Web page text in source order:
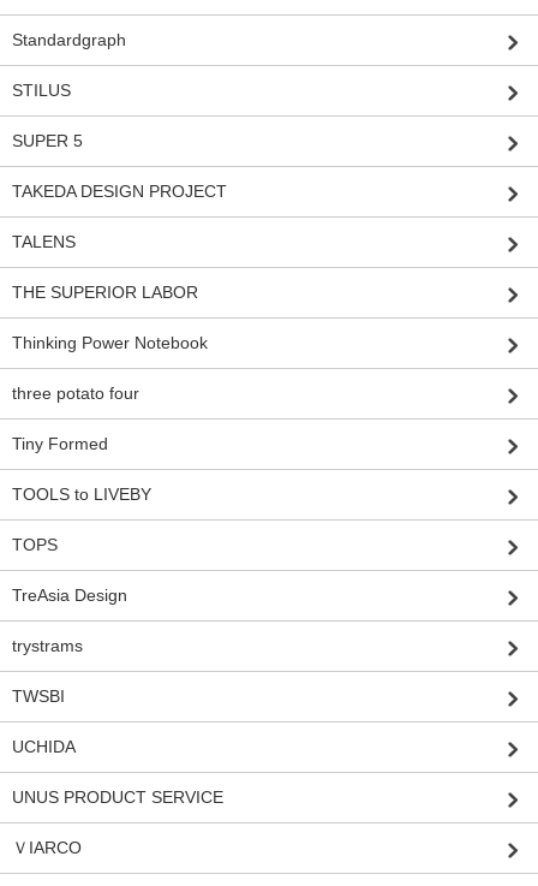
Standardgraph
STILUS
SUPER 5
TAKEDA DESIGN PROJECT
TALENS
THE SUPERIOR LABOR
Thinking Power Notebook
three potato four
Tiny Formed
TOOLS to LIVEBY
TOPS
TreAsia Design
trystrams
TWSBI
UCHIDA
UNUS PRODUCT SERVICE
ＶIARCO